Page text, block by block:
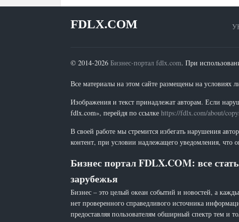
FDLX.COM
© 2014-2026 Бизнес-портал fdlx.com. При
Все материалы на этом сайте размещены на
Изображения и текст принадлежат авторам. Если
fdlx.com», перейдя по ссылке https://fdlx.com/about/
В своей работе мы стремится избегать нарушения
контент, при условии надлежащего уведомления, что
Бизнес портал FDLX.COM: все
зарубежья
Бизнес – это целый океан событий и новостей, а
нет проверенного справедливого источника
предоставляя пользователям обширный спектр тем и